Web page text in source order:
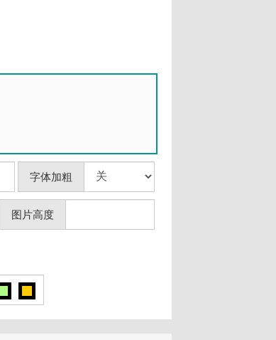
字体加粗
图片高度